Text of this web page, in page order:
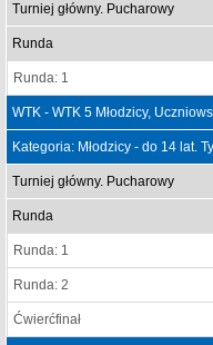
Turniej główny. Pucharowy
Runda
Runda: 1
WTK - WTK 5 Młodzicy,
Kategoria: Młodzicy - do 14 lat.
Turniej główny. Pucharowy
Runda
Runda: 1
Runda: 2
Ćwierćfinał